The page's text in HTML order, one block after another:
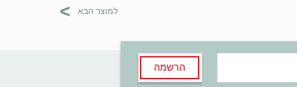
למוצר הבא >
הרשמה